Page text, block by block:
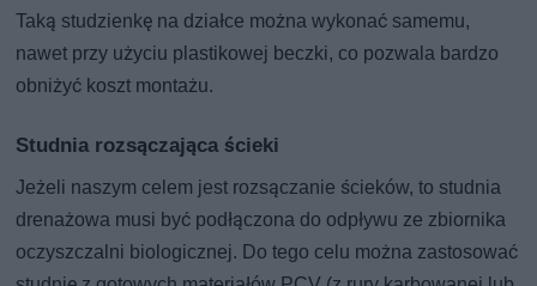
Taką studzienkę na działce można wykonać samemu,
nawet przy użyciu plastikowej beczki, co pozwala bardzo
obniżyć koszt montażu.
Studnia rozsączająca ścieki
Jeżeli naszym celem jest rozsączanie ścieków, to studnia
drenażowa musi być podłączona do odpływu ze zbiornika
oczyszczalni biologicznej. Do tego celu można zastosować